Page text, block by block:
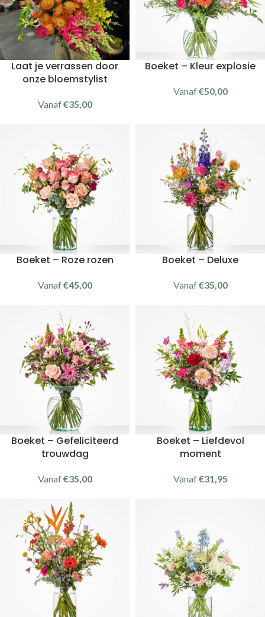
Laat je verrassen door
onze bloemstylist
Vanaf€35,00
Boeket – Kleur explosie
Vanaf€50,00
Boeket – Roze rozen
Vanaf€45,00
Boeket – Deluxe
Vanaf€35,00
Boeket – Gefeliciteerd
trouwdag
Vanaf€35,00
Boeket – Liefdevol
moment
Vanaf€31,95